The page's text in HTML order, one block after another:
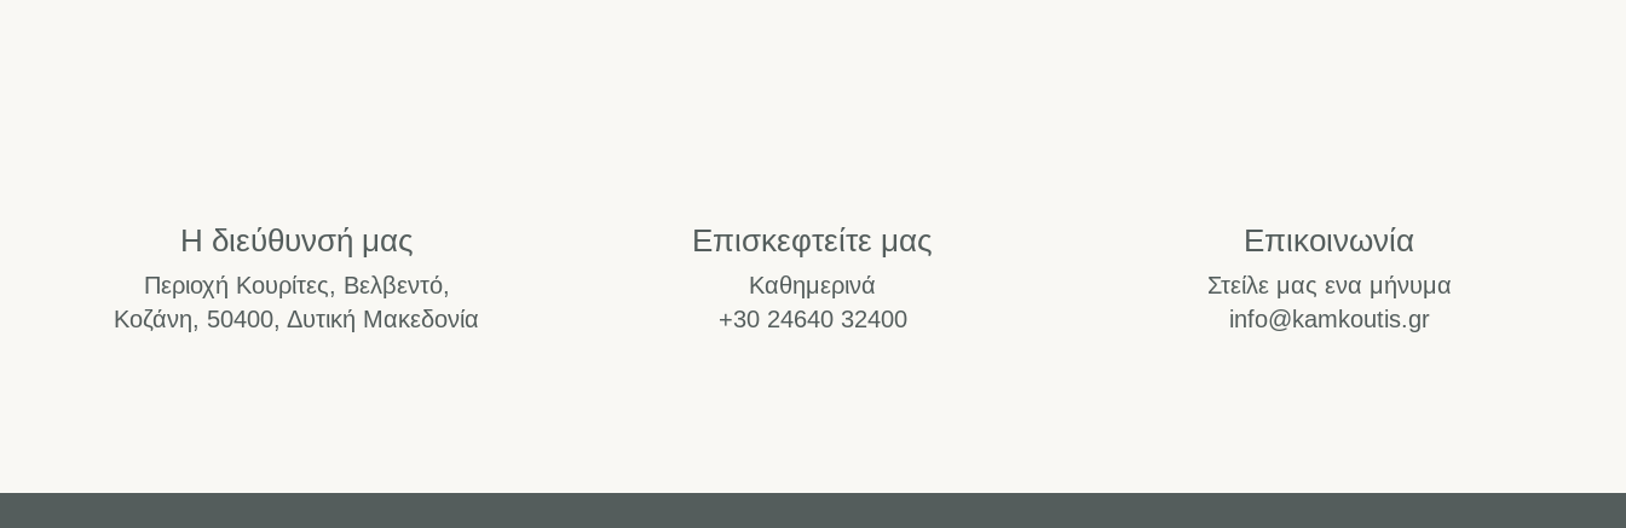
Η διεύθυνσή μας
Περιοχή Κουρίτες, Βελβεντό,
Κοζάνη, 50400, Δυτική Μακεδονία
Επισκεφτείτε μας
Καθημερινά
+30 24640 32400
Επικοινωνία
Στείλε μας ενα μήνυμα
info@kamkoutis.gr